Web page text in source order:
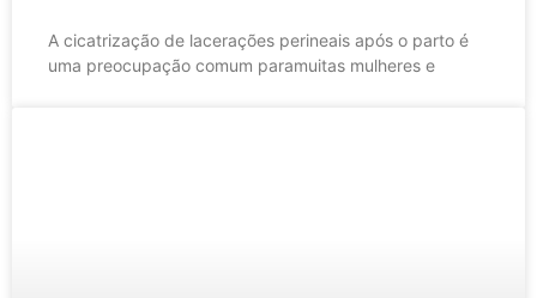
A cicatrização de lacerações perineais após o parto é
uma preocupação comum paramuitas mulheres e